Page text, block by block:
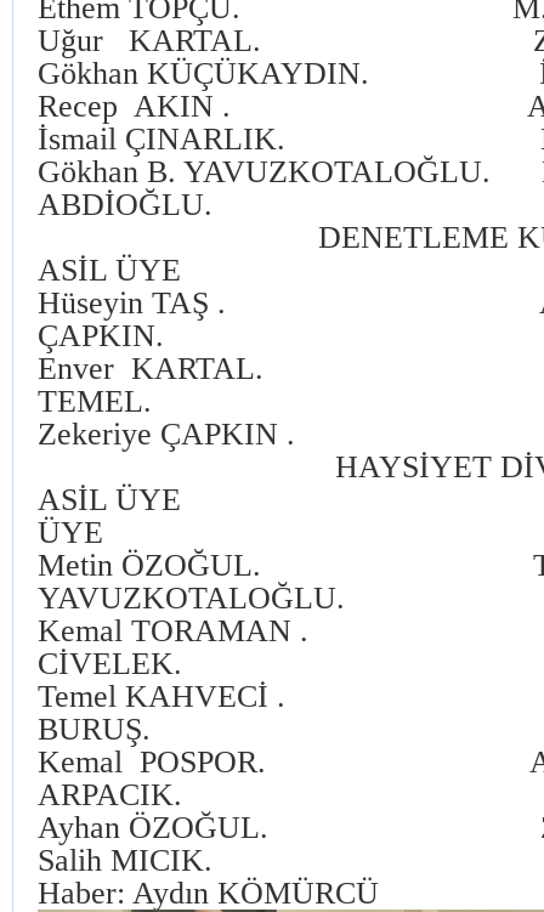
Ethem TOPÇU. M.Ali
Uğur KARTAL. Zeki
Gökhan KÜÇÜKAYDIN.
Recep AKIN .
İsmail ÇINARLIK.
Gökhan B. YAVUZKOTALOĞLU.
ABDİOĞLU.
DENETLEME
ASİL ÜYE
Hüseyin TAŞ .
ÇAPKIN.
Enver KARTAL.
TEMEL.
Zekeriye ÇAPKIN .
HAYSİYET
ASİL ÜYE
ÜYE
Metin ÖZOĞUL.
YAVUZKOTALOĞLU.
Kemal TORAMAN .
CİVELEK.
Temel KAHVECİ .
BURUŞ.
Kemal POSPOR. Ali
ARPACIK.
Ayhan ÖZOĞUL. Zeki
Salih MICIK. Sedat
Haber: Aydın KÖMÜRCÜ